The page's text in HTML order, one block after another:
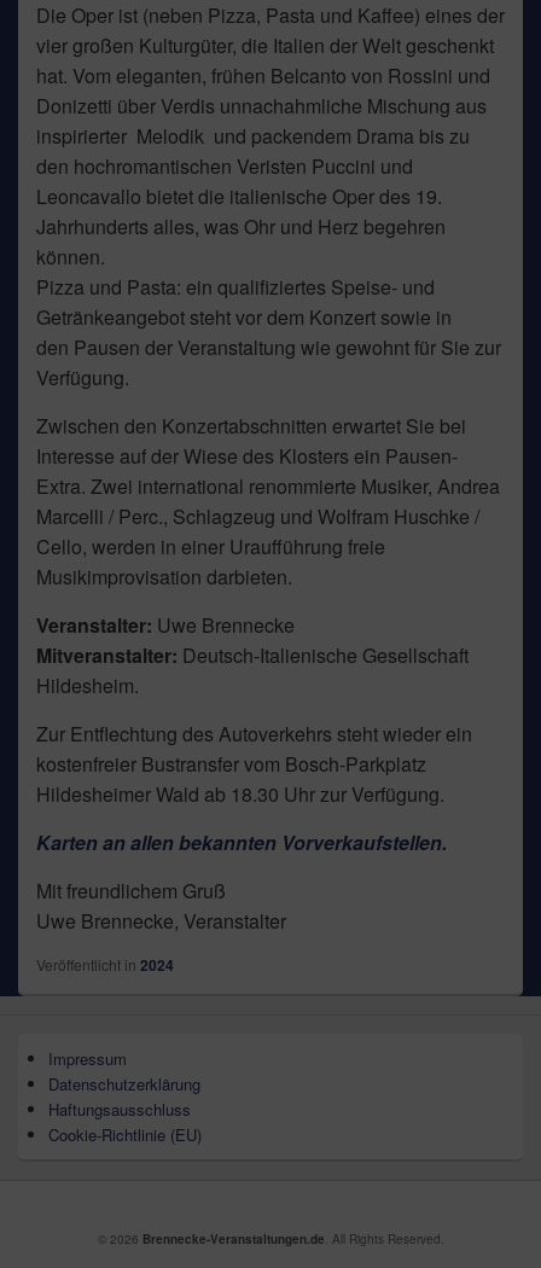
Die Oper ist (neben Pizza, Pasta und Kaffee) eines der
vier großen Kulturgüter, die Italien der Welt geschenkt
hat. Vom eleganten, frühen Belcanto von Rossini und
Donizetti über Verdis unnachahmliche Mischung aus
inspirierter Melodik und packendem Drama bis zu
den hochromantischen Veristen Puccini und
Leoncavallo bietet die italienische Oper des 19.
Jahrhunderts alles, was Ohr und Herz begehren
können.
Pizza und Pasta: ein qualifiziertes Speise- und
Getränkeangebot steht vor dem Konzert sowie in
den Pausen der Veranstaltung wie gewohnt für Sie zur
Verfügung.
Zwischen den Konzertabschnitten erwartet Sie bei
Interesse auf der Wiese des Klosters ein Pausen-
Extra. Zwei international renommierte Musiker, Andrea
Marcelli / Perc., Schlagzeug und Wolfram Huschke /
Cello, werden in einer Uraufführung freie
Musikimprovisation darbieten.
Veranstalter: Uwe Brennecke
Mitveranstalter: Deutsch-Italienische Gesellschaft
Hildesheim.
Zur Entflechtung des Autoverkehrs steht wieder ein
kostenfreier Bustransfer vom Bosch-Parkplatz
Hildesheimer Wald ab 18.30 Uhr zur Verfügung.
Karten an allen bekannten Vorverkaufstellen.
Mit freundlichem Gruß
Uwe Brennecke, Veranstalter
Veröffentlicht in 2024
Impressum
Datenschutzerklärung
Haftungsausschluss
Cookie-Richtlinie (EU)
© 2026 Brennecke-Veranstaltungen.de. All Rights Reserved.